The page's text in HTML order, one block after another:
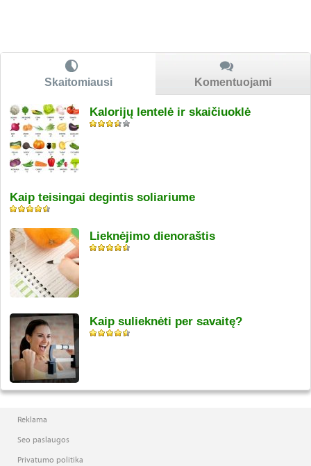
Skaitomiausi Komentuojami
Kalorijų lentelė ir skaičiuoklė
Kaip teisingai degintis soliariume
Lieknėjimo dienoraštis
Kaip sulieknėti per savaitę?
Reklama
Seo paslaugos
Privatumo politika